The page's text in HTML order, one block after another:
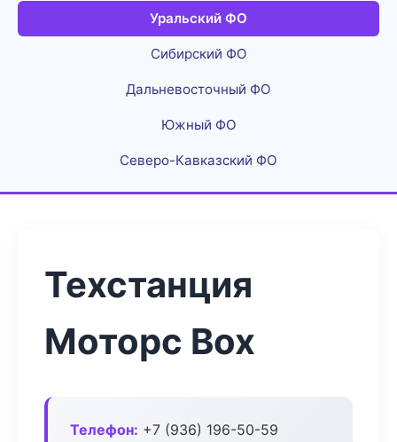
Уральский ФО
Сибирский ФО
Дальневосточный ФО
Южный ФО
Северо-Кавказский ФО
Техстанция
Моторс Box
Телефон: +7 (936) 196-50-59